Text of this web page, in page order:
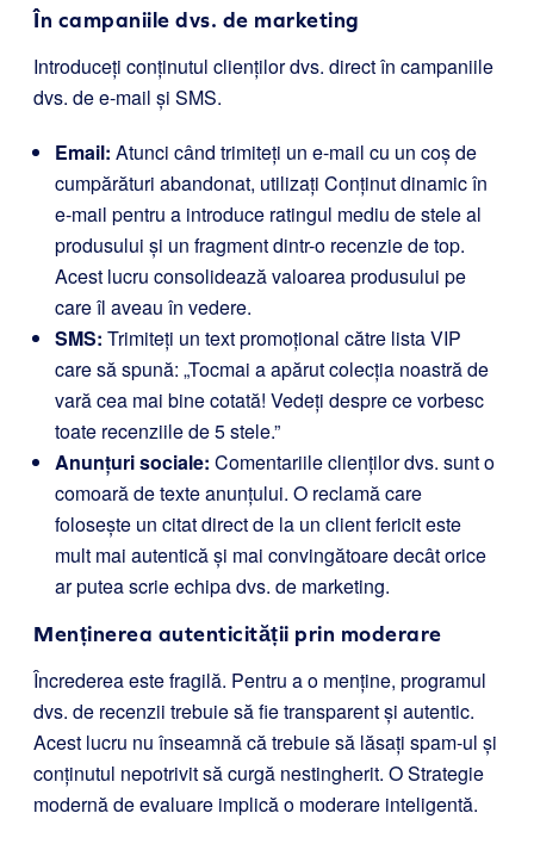
În campaniile dvs. de marketing
Introduceți conținutul clienților dvs. direct în campaniile
dvs. de e-mail și SMS.
Email: Atunci când trimiteți un e-mail cu un coș de
cumpărături abandonat, utilizați Conținut dinamic în
e-mail pentru a introduce ratingul mediu de stele al
produsului și un fragment dintr-o recenzie de top.
Acest lucru consolidează valoarea produsului pe
care îl aveau în vedere.
SMS: Trimiteți un text promoțional către lista VIP
care să spună: „Tocmai a apărut colecția noastră de
vară cea mai bine cotată! Vedeți despre ce vorbesc
toate recenziile de 5 stele.”
Anunțuri sociale: Comentariile clienților dvs. sunt o
comoară de texte anunțului. O reclamă care
folosește un citat direct de la un client fericit este
mult mai autentică și mai convingătoare decât orice
ar putea scrie echipa dvs. de marketing.
Menținerea autenticității prin moderare
Încrederea este fragilă. Pentru a o menține, programul
dvs. de recenzii trebuie să fie transparent și autentic.
Acest lucru nu înseamnă că trebuie să lăsați spam-ul și
conținutul nepotrivit să curgă nestingherit. O Strategie
modernă de evaluare implică o moderare inteligentă.